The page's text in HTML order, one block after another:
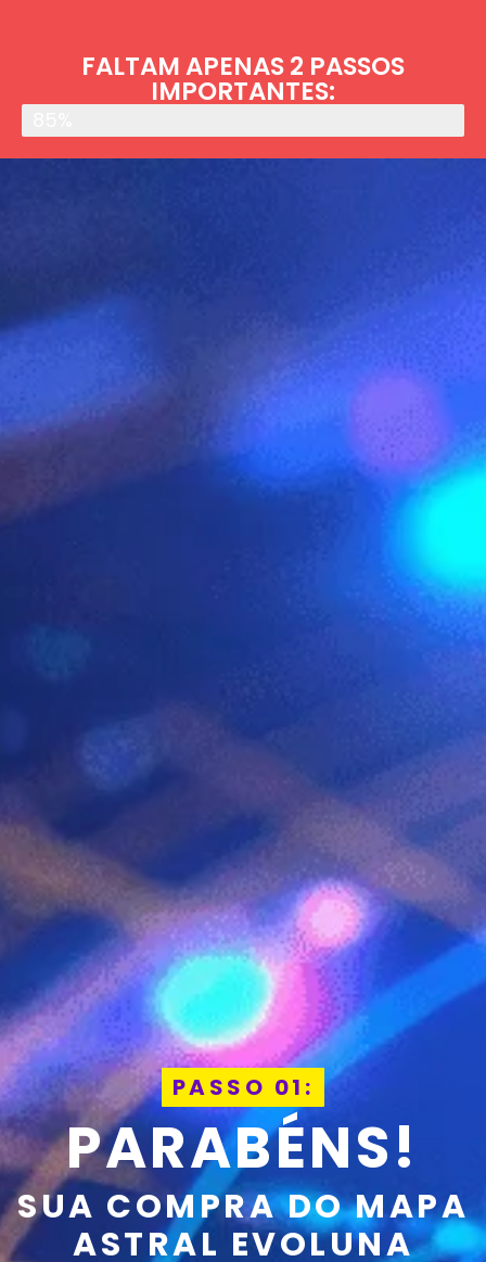
FALTAM APENAS 2 PASSOS
IMPORTANTES:
PASSO 01:
PARABÉNS!
SUA COMPRA DO MAPA
ASTRAL EVOLUNA